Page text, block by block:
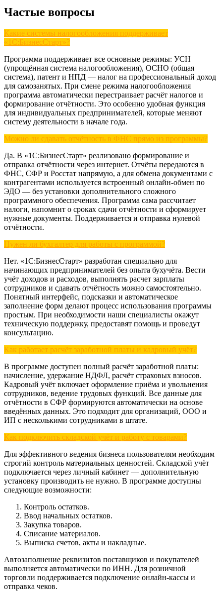
Частые вопросы
Какие системы налогообложения поддерживает
«1С:БизнесСтарт»?
Программа поддерживает все основные режимы: УСН
(упрощённая система налогообложения), ОСНО (общая
система), патент и НПД — налог на профессиональный доход
для самозанятых. При смене режима налогообложения
программа автоматически перестраивает расчёт налогов и
формирование отчётности. Это особенно удобная функция
для индивидуальных предпринимателей, которые меняют
систему деятельности в начале года.
Можно ли сдавать отчётность в ФНС прямо из программы?
Да. В «1С:БизнесСтарт» реализовано формирование и
отправка отчётности через интернет. Отчёты передаются в
ФНС, СФР и Росстат напрямую, а для обмена документами с
контрагентами используется встроенный онлайн-обмен по
ЭДО — без установки дополнительного сложного
программного обеспечения. Программа сама рассчитает
налоги, напомнит о сроках сдачи отчётности и сформирует
нужные документы. Поддерживается и отправка нулевой
отчётности.
Нужен ли бухгалтер для работы с программой?
Нет. «1С:БизнесСтарт» разработан специально для
начинающих предпринимателей без опыта бухучёта. Вести
учёт доходов и расходов, выполнять расчет зарплаты
сотрудников и сдавать отчётность можно самостоятельно.
Понятный интерфейс, подсказки и автоматическое
заполнение форм делают процесс использования программы
простым. При необходимости наши специалисты окажут
техническую поддержку, предоставят помощь и проведут
консультацию.
Как работает расчёт заработной платы и кадровый учёт?
В программе доступен полный расчёт заработной платы:
начисление, удержание НДФЛ, расчёт страховых взносов.
Кадровый учёт включает оформление приёма и увольнения
сотрудников, ведение трудовых функций. Все данные для
отчётности в СФР формируются автоматически на основе
введённых данных. Это подходит для организаций, ООО и
ИП с несколькими сотрудниками в штате.
Как подключить складской учёт и работу с товарами?
Для эффективного ведения бизнеса пользователям необходим
строгий контроль материальных ценностей. Складской учёт
подключается через личный кабинет — дополнительную
установку производить не нужно. В программе доступны
следующие возможности:
Контроль остатков.
Ввод начальных остатков.
Закупка товаров.
Списание материалов.
Выписка счетов, акты и накладные.
Автозаполнение реквизитов поставщиков и покупателей
выполняется автоматически по ИНН. Для розничной
торговли поддерживается подключение онлайн-кассы и
отправка чеков.